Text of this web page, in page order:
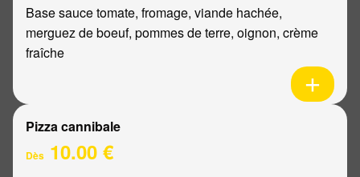
Base sauce tomate, fromage, viande hachée,
merguez de boeuf, pommes de terre, oignon, crème
fraîche
Pizza cannibale
Dès 10.00 €